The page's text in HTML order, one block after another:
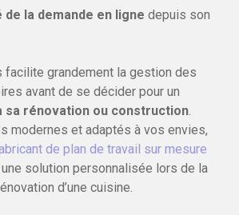
de la demande en ligne depuis son
facilite grandement la gestion des
avant de se décider pour un
sa rénovation ou construction.
modernes et adaptés à vos envies,
de plan de travail sur mesure
solution personnalisée lors de la
d’une cuisine.